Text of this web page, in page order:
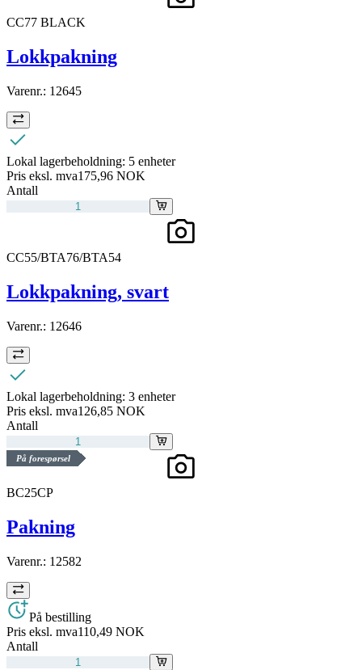
CC77 BLACK
Lokkpakning
Varenr.: 12645
Lokal lagerbeholdning: 5 enheter
Pris eksl. mva175,96 NOK
Antall
CC55/BTA76/BTA54
Lokkpakning, svart
Varenr.: 12646
Lokal lagerbeholdning: 3 enheter
Pris eksl. mva126,85 NOK
Antall
På forespørsel
BC25CP
Pakning
Varenr.: 12582
På bestilling
Pris eksl. mva110,49 NOK
Antall